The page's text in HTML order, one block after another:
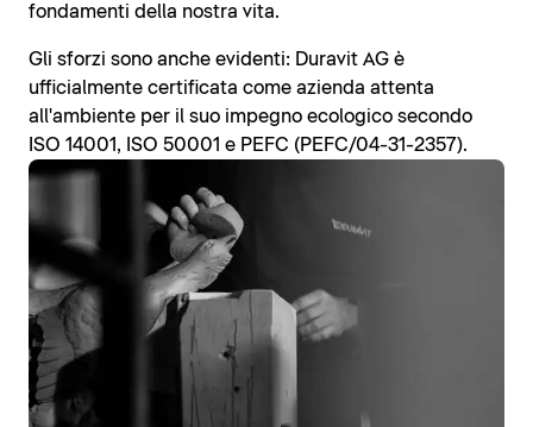
fondamenti della nostra vita.
Gli sforzi sono anche evidenti: Duravit AG è
ufficialmente certificata come azienda attenta
all'ambiente per il suo impegno ecologico secondo
ISO 14001, ISO 50001 e PEFC (PEFC/04-31-2357).